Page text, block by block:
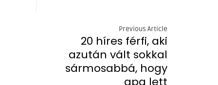
Previous Article
20 híres férfi, aki
azután vált sokkal
sármosabbá, hogy
apa lett